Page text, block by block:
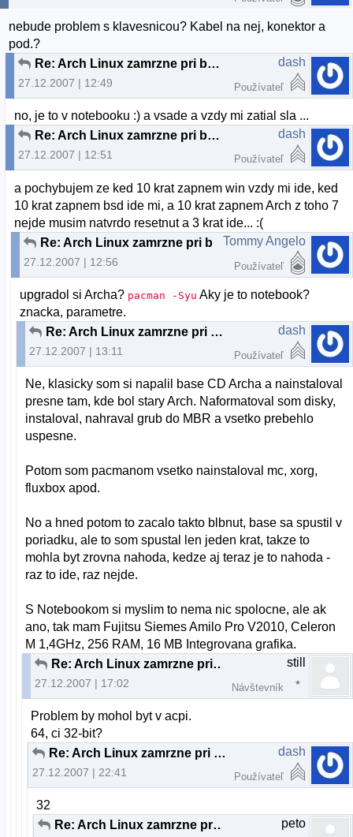
nebude problem s klavesnicou? Kabel na nej, konektor a
pod.?
Re: Arch Linux zamrzne pri boote
27.12.2007 | 12:49
dash
Používateľ
no, je to v notebooku :) a vsade a vzdy mi zatial sla ...
Re: Arch Linux zamrzne pri boote
27.12.2007 | 12:51
dash
Používateľ
a pochybujem ze ked 10 krat zapnem win vzdy mi ide, ked
10 krat zapnem bsd ide mi, a 10 krat zapnem Arch z toho 7
nejde musim natvrdo resetnut a 3 krat ide... :(
27.12.2007 | 12:56
Tommy Angelo
Používateľ
upgradol si Archa? pacman -Syu Aky je to notebook?
znacka, parametre.
Re: Arch Linux zamrzne pri boote
27.12.2007 | 13:11
dash
Používateľ
Ne, klasicky som si napalil base CD Archa a nainstaloval
presne tam, kde bol stary Arch. Naformatoval som disky,
instaloval, nahraval grub do MBR a vsetko prebehlo
uspesne.
Potom som pacmanom vsetko nainstaloval mc, xorg,
fluxbox apod.
No a hned potom to zacalo takto blbnut, base sa spustil v
poriadku, ale to som spustal len jeden krat, takze to
mohla byt zrovna nahoda, kedze aj teraz je to nahoda -
raz to ide, raz nejde.
S Notebookom si myslim to nema nic spolocne, ale ak
ano, tak mam Fujitsu Siemes Amilo Pro V2010, Celeron
M 1,4GHz, 256 RAM, 16 MB Integrovana grafika.
Re: Arch Linux zamrzne pri boote
27.12.2007 | 17:02
still
Návštevník
Problem by mohol byt v acpi.
64, ci 32-bit?
Re: Arch Linux zamrzne pri boote
27.12.2007 | 22:41
dash
Používateľ
32
Re: Arch Linux zamrzne pri boote
peto